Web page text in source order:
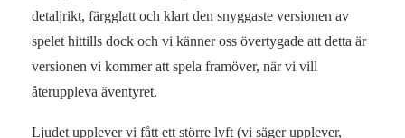
detaljrikt, färgglatt och klart den snyggaste versionen av
spelet hittills dock och vi känner oss övertygade att detta är
versionen vi kommer att spela framöver, när vi vill
återuppleva äventyret.
Ljudet upplever vi fått ett större lyft (vi säger upplever,